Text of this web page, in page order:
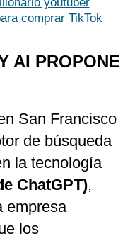
comprar TikTok
AI PROPONE
San Francisco
de búsqueda
la tecnología
ChatGPT),
empresa
los